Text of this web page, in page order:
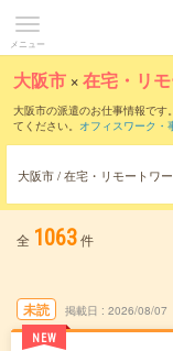
メニュー
大阪市 ×在宅・リ
大阪市の派遣のお仕事情報です。
てください。 オフィスワーク・
います。
大阪市 / 在宅・リモートワ
全 1063件
未読
NEW
掲載日 2026/08/07